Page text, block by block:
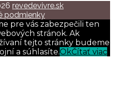
revedevivre.sk
podmienky
pre vás zabezpečili ten
stránok. Ak
tejto stránky budeme
a súhlasíte.OkČítať viac